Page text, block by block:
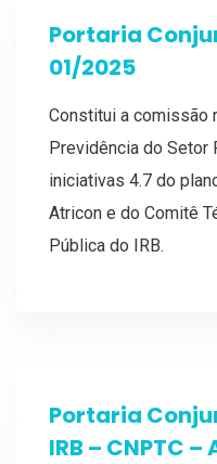
Portaria
01/2025
Constitui a comissão
Previdência do Setor
iniciativas 4.7 do
Atricon e do Comitê
Pública do IRB.
Portaria
IRB – CNPTC